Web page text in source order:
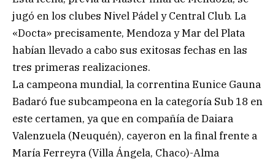
jugó en los clubes Nivel Pádel y Central Club. La
«Docta» precisamente, Mendoza y Mar del Plata
habían llevado a cabo sus exitosas fechas en las
tres primeras realizaciones.
La campeona mundial, la correntina Eunice Gauna
Badaró fue subcampeona en la categoría Sub 18 en
este certamen, ya que en compañía de Daiara
Valenzuela (Neuquén), cayeron en la final frente a
María Ferreyra (Villa Ángela, Chaco)-Alma